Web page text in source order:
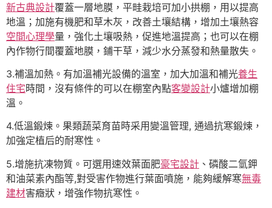
新古典設計覆蓋一層地膜，平畦栽培可加小拱棚，用以提高
地溫；加施有機肥和草木灰，改善土壤結構，增加土壤熱容
空間心理學量，強化土壤吸熱，促進地溫提高；也可以在棚
內作物行間覆蓋地膜，鋪干草，減少水分蒸發和熱量散失。
3.補溫加熱。有加溫補光設備的溫室，加大加溫和補光養生
住宅時間，沒有條件的可以在棚室內點客變設計小爐增加棚
溫。
4.低溫鍛煉。果類蔬菜育苗時采用變溫管理, 通過抗寒鍛煉，
加強定植后的耐寒性。
5.增施抗凍物質。可選用速效葉面肥豪宅設計 、磷酸二氫鉀
和油菜素內酯等,對受害作物進行葉面噴施，能夠緩解寒無毒
建材害癥狀，增強作物抗寒性。